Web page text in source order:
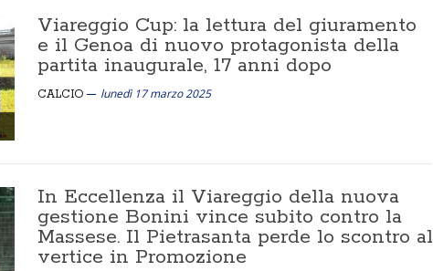
Viareggio Cup: la lettura del giuramento
e il Genoa di nuovo protagonista della
partita inaugurale, 17 anni dopo
CALCIO lunedì 17 marzo 2025
In Eccellenza il Viareggio della nuova
gestione Bonini vince subito contro la
Massese. Il Pietrasanta perde lo scontro al
vertice in Promozione